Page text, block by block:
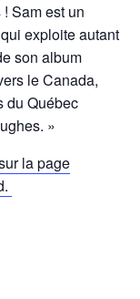
Sam est un
exploite autant
son album
le Canada,
du Québec
»
la page